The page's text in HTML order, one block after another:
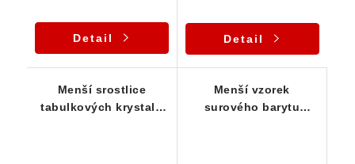
Detail Detail
Menší srostlice
tabulkových krystalů
Menší vzorek
surového barytu